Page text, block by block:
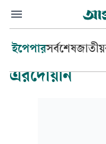
ইপেপারসর্বশেষজাতীয়
এরদোয়ান